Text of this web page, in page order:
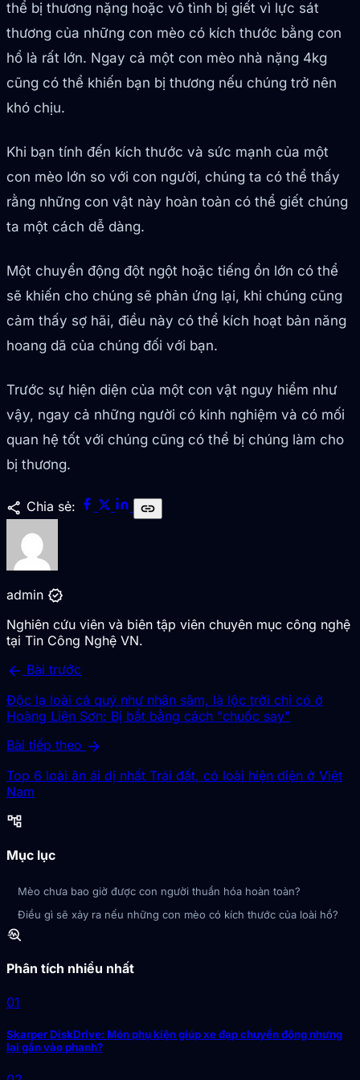
thể bị thương nặng hoặc vô tình bị giết vì lực sát
thương của những con mèo có kích thước bằng con
hổ là rất lớn. Ngay cả một con mèo nhà nặng 4kg
cũng có thể khiến bạn bị thương nếu chúng trở nên
khó chịu.
Khi bạn tính đến kích thước và sức mạnh của một
con mèo lớn so với con người, chúng ta có thể thấy
rằng những con vật này hoàn toàn có thể giết chúng
ta một cách dễ dàng.
Một chuyển động đột ngột hoặc tiếng ồn lớn có thể
sẽ khiến cho chúng sẽ phản ứng lại, khi chúng cũng
cảm thấy sợ hãi, điều này có thể kích hoạt bản năng
hoang dã của chúng đối với bạn.
Trước sự hiện diện của một con vật nguy hiểm như
vậy, ngay cả những người có kinh nghiệm và có mối
quan hệ tốt với chúng cũng có thể bị chúng làm cho
bị thương.
share Chia sẻ: link
admin verified
Nghiên cứu viên và biên tập viên chuyên mục công nghệ
tại Tin Công Nghệ VN.
arrow_back Bài trước
Độc lạ loài cá quý như nhân sâm, là lộc trời chỉ có ở
Hoàng Liên Sơn: Bị bắt bằng cách "chuốc say"
Bài tiếp theo arrow_forward
Top 6 loài ân ái dị nhất Trái đất, có loài hiện diện ở Việt
Nam
account_tree
Mục lục
Mèo chưa bao giờ được con người thuần hóa hoàn toàn?
Điều gì sẽ xảy ra nếu những con mèo có kích thước của loài hồ?
troubleshoot
Phân tích nhiều nhất
01
Skarper DiskDrive: Món phụ kiện giúp xe đạp chuyển động nhưng
lại gắn vào phanh?